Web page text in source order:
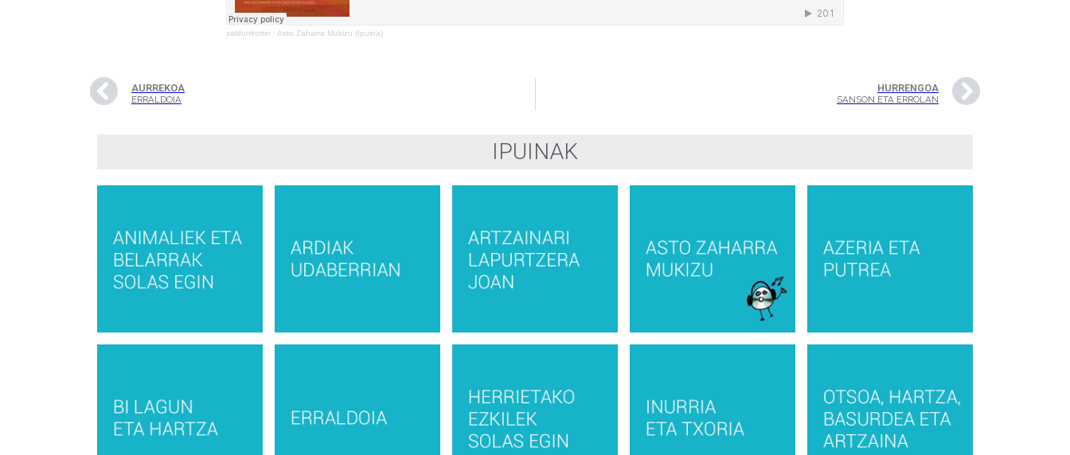
xaldunkortin · Asto Zaharra Mukizu (Ipuina)
AURREKOA
ERRALDOIA
HURRENGOA
SANSON ETA ERROLAN
IPUINAK